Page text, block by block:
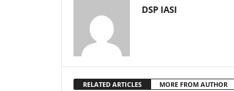
DSP IASI
RELATED ARTICLES MORE FROM AUTHOR